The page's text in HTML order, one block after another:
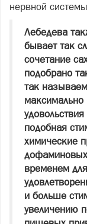
нервной
Лебедева
бывает так
сочетание
подобрано
так
максимально
подобная
химические
дофаминовых
временем
и больше
увеличению